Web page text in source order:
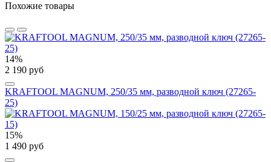
Похожие товары
14%
2 190 руб
KRAFTOOL MAGNUM, 250/35 мм, разводной ключ (27265-
25)
15%
1 490 руб